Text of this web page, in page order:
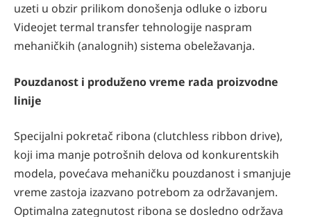
uzeti u obzir prilikom donošenja odluke o izboru
Videojet termal transfer tehnologije naspram
mehaničkih (analognih) sistema obeležavanja.
Pouzdanost i produženo vreme rada proizvodne
linije
Specijalni pokretač ribona (clutchless ribbon drive),
koji ima manje potrošnih delova od konkurentskih
modela, povećava mehaničku pouzdanost i smanjuje
vreme zastoja izazvano potrebom za održavanjem.
Optimalna zategnutost ribona se dosledno održava